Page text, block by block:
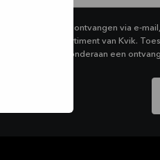
van Kvik te ontvangen via e-
het productassortiment van Kvik.
door op de link onderaan een